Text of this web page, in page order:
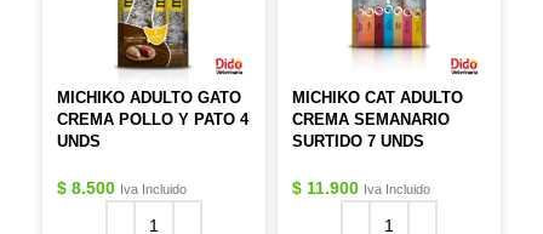
MICHIKO ADULTO GATO
CREMA POLLO Y PATO 4
UNDS
$ 8.500 Iva Incluido
MICHIKO CAT ADULTO
CREMA SEMANARIO
SURTIDO 7 UNDS
$ 11.900 Iva Incluido